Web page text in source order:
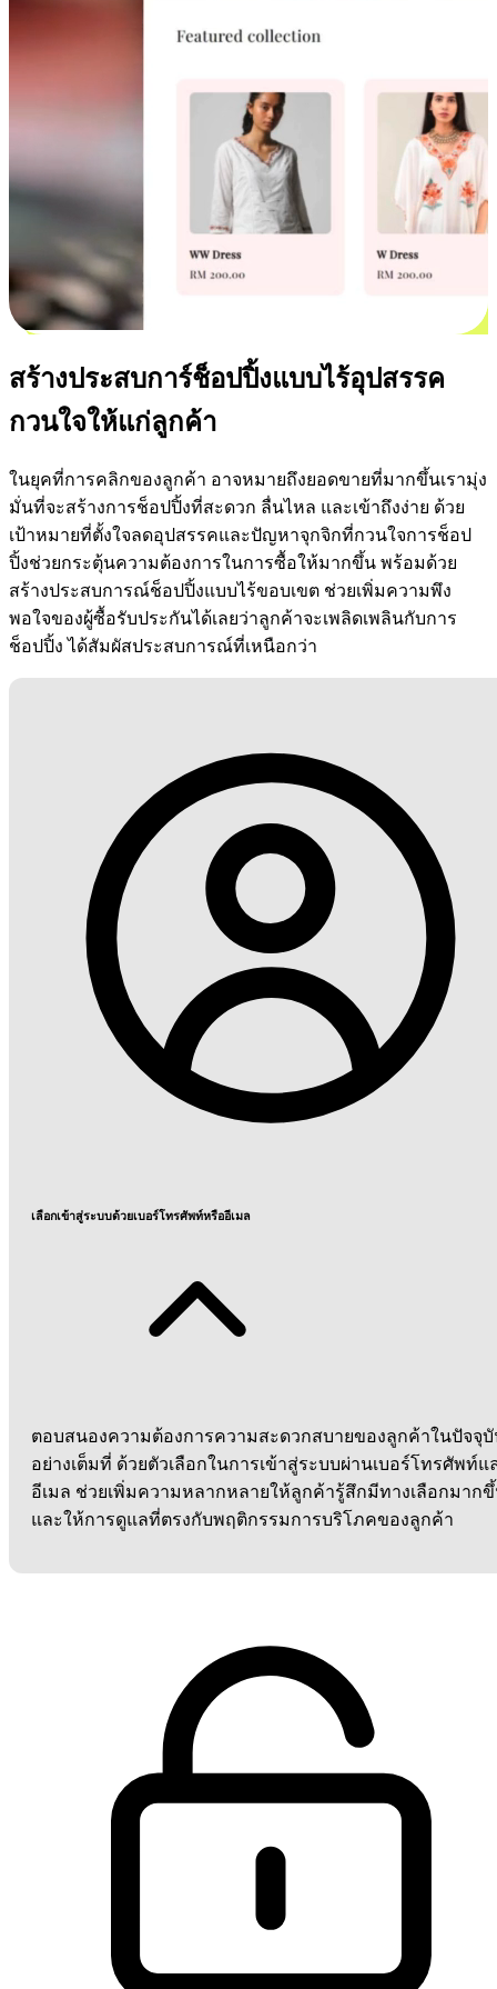
สร้างประสบการ์ช็อปปิ้งแบบไร้อุปสรรค
กวนใจให้แก่ลูกค้า
ในยุคที่การคลิกของลูกค้า อาจหมายถึงยอดขายที่มากขึ้นเรามุ่ง
มั่นที่จะสร้างการช็อปปิ้งที่สะดวก ลื่นไหล และเข้าถึงง่าย ด้วย
เป้าหมายที่ตั้งใจลดอุปสรรคและปัญหาจุกจิกที่กวนใจการช็อป
ปิ้งช่วยกระตุ้นความต้องการในการซื้อให้มากขึ้น พร้อมด้วย
สร้างประสบการณ์ช็อปปิ้งแบบไร้ขอบเขต ช่วยเพิ่มความพึง
พอใจของผู้ซื้อรับประกันได้เลยว่าลูกค้าจะเพลิดเพลินกับการ
ช็อปปิ้ง ได้สัมผัสประสบการณ์ที่เหนือกว่า
เลือกเข้าสู่ระบบด้วยเบอร์โทรศัพท์หรืออีเมล
ตอบสนองความต้องการความสะดวกสบายของลูกค้าในปัจจุ
อย่างเต็มที่ ด้วยตัวเลือกในการเข้าสู่ระบบผ่านเบอร์โทรศัพท์แ
อีเมล ช่วยเพิ่มความหลากหลายให้ลูกค้ารู้สึกมีทางเลือกมาก
และให้การดูแลที่ตรงกับพฤติกรรมการบริโภคของลูกค้า